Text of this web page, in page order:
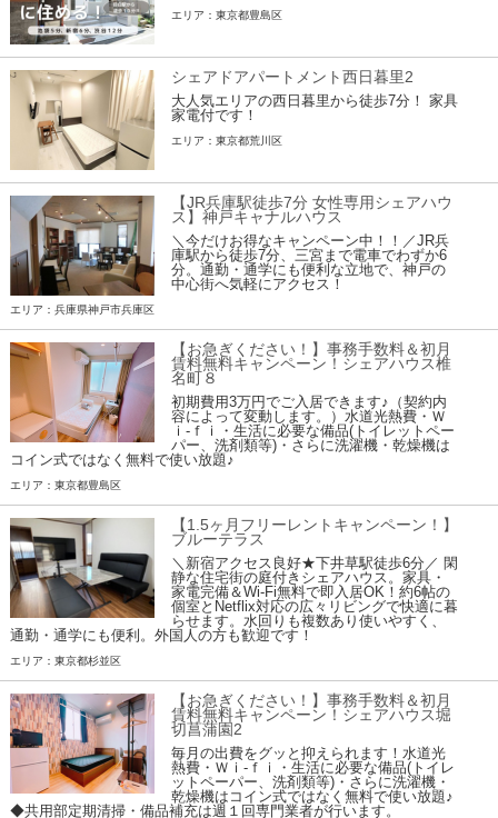
エリア：東京都豊島区
シェアドアパートメント西日暮里2
大人気エリアの西日暮里から徒歩7分！ 家具
家電付です！
エリア：東京都荒川区
【JR兵庫駅徒歩7分 女性専用シェアハウ
ス】神戸キャナルハウス
＼今だけお得なキャンペーン中！！／JR兵
庫駅から徒歩7分、三宮まで電車でわずか6
分。通勤・通学にも便利な立地で、神戸の
中心街へ気軽にアクセス！
エリア：兵庫県神戸市兵庫区
【お急ぎください！】事務手数料＆初月
賃料無料キャンペーン！シェアハウス椎
名町８
初期費用3万円でご入居できます♪（契約内
容によって変動します。）水道光熱費・Ｗ
ｉ-ｆｉ・生活に必要な備品(トイレットペー
パー、洗剤類等)・さらに洗濯機・乾燥機は
コイン式ではなく無料で使い放題♪
エリア：東京都豊島区
【1.5ヶ月フリーレントキャンペーン！】
ブルーテラス
＼新宿アクセス良好★下井草駅徒歩6分／ 閑
静な住宅街の庭付きシェアハウス。家具・
家電完備＆Wi-Fi無料で即入居OK！約6帖の
個室とNetflix対応の広々リビングで快適に暮
らせます。水回りも複数あり使いやすく、
通勤・通学にも便利。外国人の方も歓迎です！
エリア：東京都杉並区
【お急ぎください！】事務手数料＆初月
賃料無料キャンペーン！シェアハウス堀
切菖蒲園2
毎月の出費をグッと抑えられます！水道光
熱費・Ｗｉ-ｆｉ・生活に必要な備品(トイレ
ットペーパー、洗剤類等)・さらに洗濯機・
乾燥機はコイン式ではなく無料で使い放題♪
◆共用部定期清掃・備品補充は週１回専門業者が行います。